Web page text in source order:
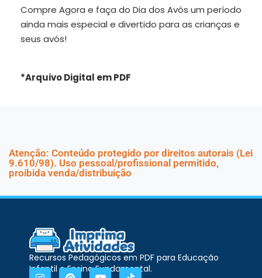
Compre Agora e faça do Dia dos Avós um período
ainda mais especial e divertido para as crianças e
seus avós!
*Arquivo Digital em PDF
Atenção: Conteúdo protegido por direitos autorais (Lei
9.610/98). Uso pessoal/profissional permitido,
proibida venda/distribuição
Recursos Pedagógicos em PDF para Educação
Infantil e Ensino Fundamental.